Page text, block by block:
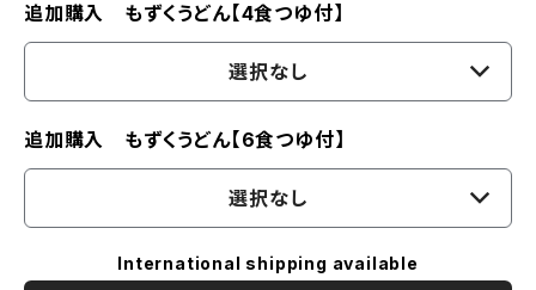
追加購入 もずくうどん【4食つゆ付】
選択なし
追加購入 もずくうどん【6食つゆ付】
選択なし
International shipping available